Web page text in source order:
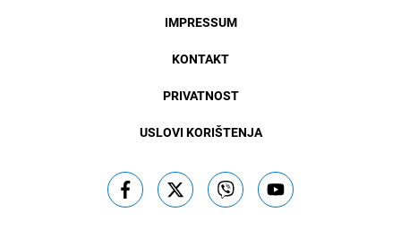
IMPRESSUM
KONTAKT
PRIVATNOST
USLOVI KORIŠTENJA